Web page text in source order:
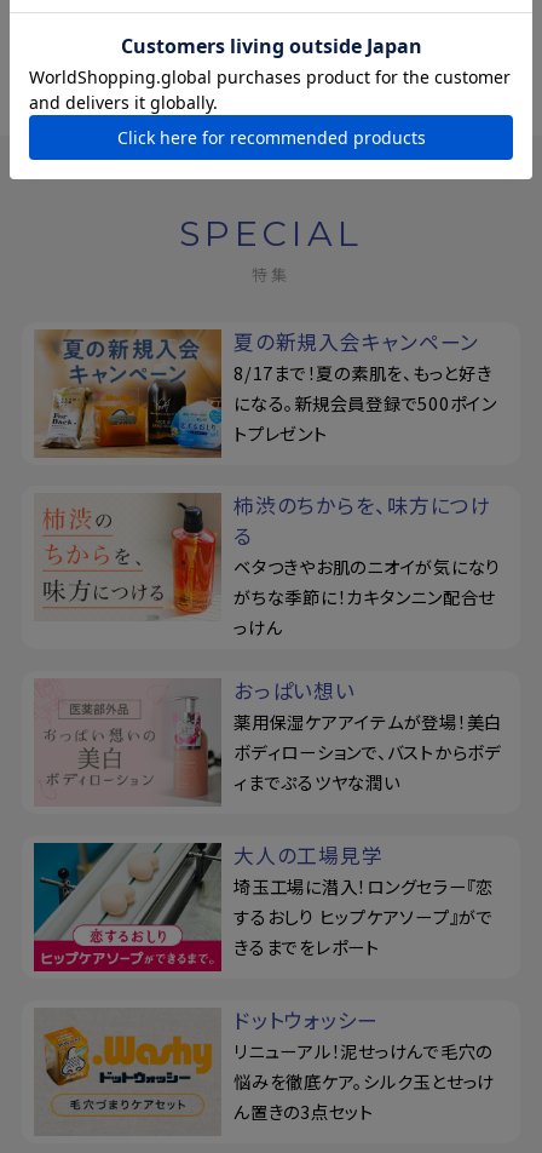
SPECIAL
特集
夏の新規入会キャンペーン
8/17まで！夏の素肌を、もっと好き
になる。新規会員登録で500ポイン
トプレゼント
柿渋のちからを、味方につけ
る
ベタつきやお肌のニオイが気になり
がちな季節に！カキタンニン配合せ
っけん
おっぱい想い
薬用保湿ケアアイテムが登場！美白
ボディローションで、バストからボデ
ィまでぷるツヤな潤い
大人の工場見学
埼玉工場に潜入！ロングセラー『恋
するおしり ヒップケアソープ』がで
きるまでをレポート
ドットウォッシー
リニューアル！泥せっけんで毛穴の
悩みを徹底ケア。シルク玉とせっけ
ん置きの3点セット